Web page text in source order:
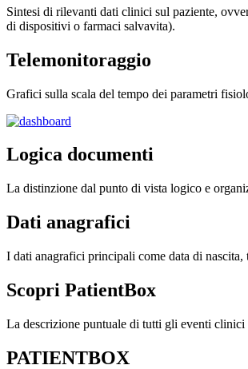
Sintesi di rilevanti dati clinici sul paziente,
di dispositivi o farmaci salvavita).
Telemonitoraggio
Grafici sulla scala del tempo dei parametri
Logica documenti
La distinzione dal punto di vista logico e
Dati anagrafici
I dati anagrafici principali come data di
Scopri PatientBox
La descrizione puntuale di tutti gli eventi clinici
PATIENTBOX